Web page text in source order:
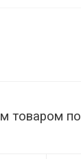
товаром